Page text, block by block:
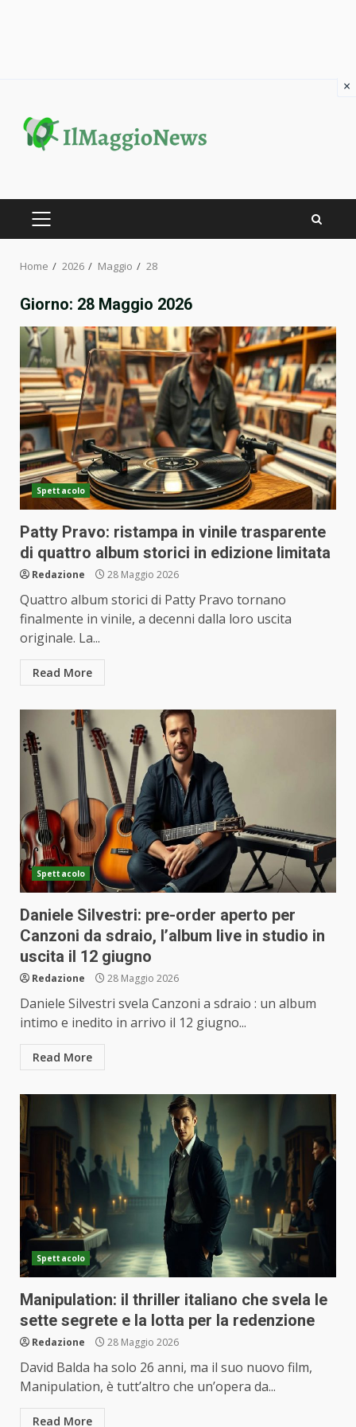
content
PRIMARY
Home 2026 Maggio 28
Giorno: 28 Maggio 2026
Spettacolo
Patty Pravo: ristampa in vinile trasparente
di quattro album storici in edizione limitata
Redazione 28 Maggio 2026
Quattro album storici di Patty Pravo tornano
finalmente in vinile, a decenni dalla loro uscita
originale. La...
Read More
Spettacolo
Daniele Silvestri: pre-order aperto per
Canzoni da sdraio, l’album live in studio in
uscita il 12 giugno
Redazione 28 Maggio 2026
Daniele Silvestri svela Canzoni a sdraio : un album
intimo e inedito in arrivo il 12 giugno...
Read More
Spettacolo
Manipulation: il thriller italiano che svela le
sette segrete e la lotta per la redenzione
Redazione 28 Maggio 2026
David Balda ha solo 26 anni, ma il suo nuovo film,
Manipulation, è tutt’altro che un’opera da...
Read More
×